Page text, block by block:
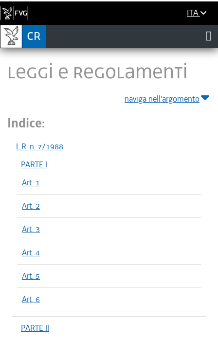
ITA
LEGGI E REGOLAMENTI
naviga nell'argomento
Indice:
L.R. n. 7/1988
PARTE I
Art. 1
Art. 2
Art. 3
Art. 4
Art. 5
Art. 6
PARTE II